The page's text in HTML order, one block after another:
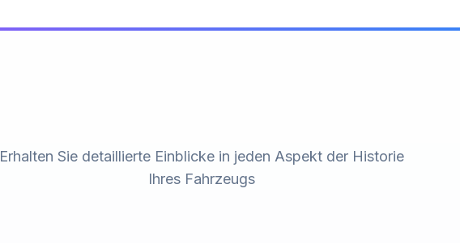
Erhalten Sie detaillierte Einblicke in jeden Aspekt der Historie
Ihres Fahrzeugs